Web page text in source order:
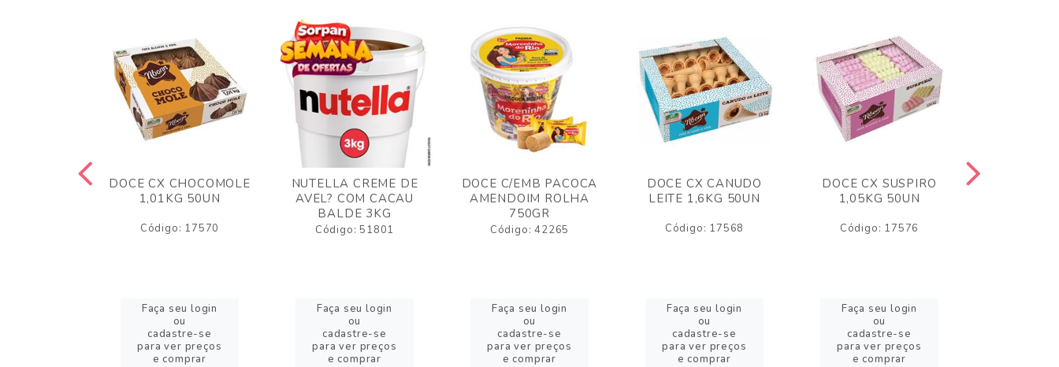
DOCE CX CHOCOMOLE
1,01KG 50UN
Código: 17570
Faça seu login
ou
cadastre-se
para ver preços
e comprar
NUTELLA CREME DE
AVEL? COM CACAU
BALDE 3KG
Código: 51801
Faça seu login
ou
cadastre-se
para ver preços
e comprar
DOCE C/EMB PACOCA
AMENDOIM ROLHA
750GR
Código: 42265
Faça seu login
ou
cadastre-se
para ver preços
e comprar
DOCE CX CANUDO
LEITE 1,6KG 50UN
Código: 17568
Faça seu login
ou
cadastre-se
para ver preços
e comprar
DOCE CX SUSPIRO
1,05KG 50UN
Código: 17576
Faça seu login
ou
cadastre-se
para ver preços
e comprar